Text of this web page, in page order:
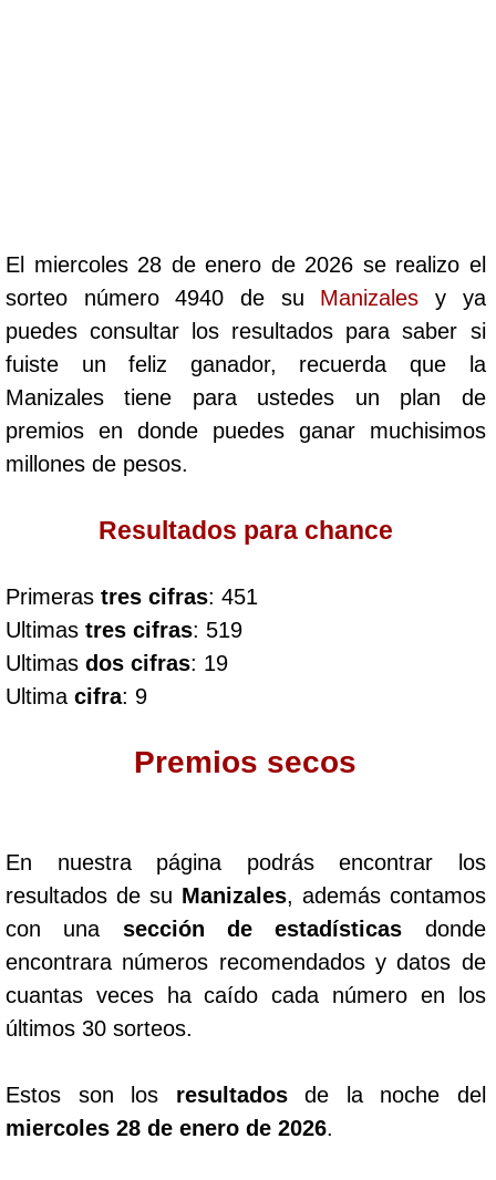
Cafeterito Noche
Caribeña Día
Caribeña Noche
Chontico Día
Chontico Noche
Culona día
Culona noche
Dorado Noche
Fantástica Día
Fantástica Noche
Motilon Noche
El miercoles 28 de enero de 2026 se realizo el
sorteo número 4940 de su Manizales y ya
puedes consultar los resultados para saber si
fuiste un feliz ganador, recuerda que la
Manizales tiene para ustedes un plan de
premios en donde puedes ganar muchisimos
millones de pesos.
Resultados para chance
Primeras tres cifras: 451
Ultimas tres cifras: 519
Ultimas dos cifras: 19
Ultima cifra: 9
Premios secos
En nuestra página podrás encontrar los
resultados de su Manizales, además contamos
con una sección de estadísticas donde
encontrara números recomendados y datos de
cuantas veces ha caído cada número en los
últimos 30 sorteos.
Estos son los resultadosde la noche del
miercoles 28 de enero de 2026.